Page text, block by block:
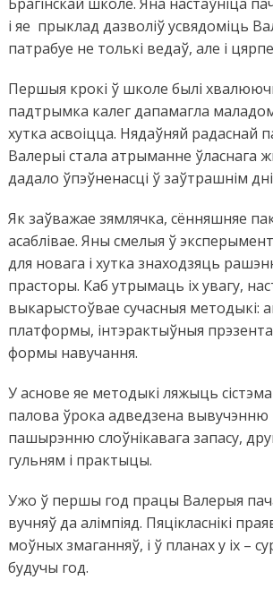
і яе прыклад дазволіў усвядоміць
патрабуе не толькі ведаў, але і
Першыя крокі ў школе былі
падтрымка калег дапамагла
хутка асвоіцца. Нядаўняй радаснай
Валерыі стала атрыманне ўласнага
дадало ўпэўненасці ў заўтрашнім
Як заўважае зямлячка, сённяшняе
асаблівае. Яны смелыя ў
для новага і хутка знаходзяць
прасторы. Каб утрымаць іх увагу,
выкарыстоўвае сучасныя методыкі:
платформы, інтэрактыўныя
формы навучання.
У аснове яе методыкі ляжыць
палова ўрока адведзена вывучэнню
пашырэнню слоўнікавага запасу,
гульням і практыцы.
Ужо ў першы год працы Валерыя
вучняў да алімпіяд. Пяцікласнікі
моўных змаганняў, і ў планах у іх –
будучы год.